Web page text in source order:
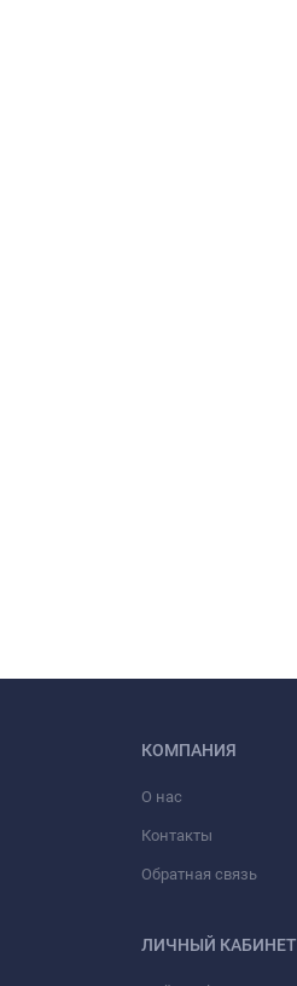
КОМПАНИЯ
О нас
Контакты
Обратная связь
ЛИЧНЫЙ КАБИНЕТ